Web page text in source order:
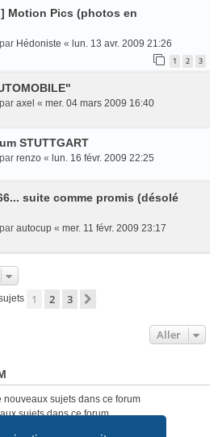
Motion Pics (photos en
Hédoniste « lun. 13 avr. 2009 21:26
1 2 3
axel « mer. 04 mars 2009 16:40
STUTTGART
renzo « lun. 16 févr. 2009 22:25
suite comme promis (désolé
autocup « mer. 11 févr. 2009 23:17
1 2 3
Aller
nouveaux sujets dans ce forum
sujets dans ce forum